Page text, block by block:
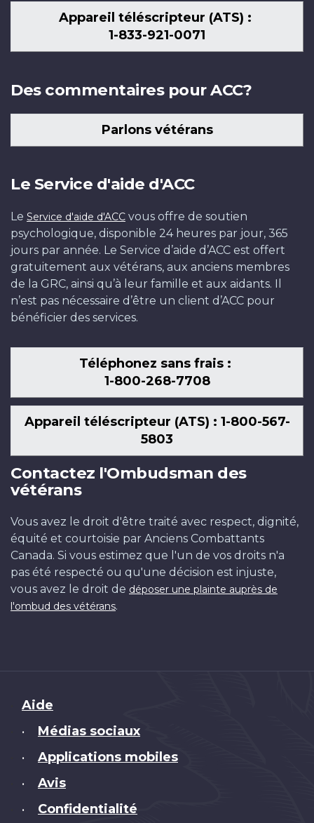
Appareil téléscripteur (ATS) :
1-833-921-0071
Des commentaires pour ACC?
Parlons vétérans
Le Service d'aide d'ACC
Le Service d'aide d'ACC vous offre de soutien
psychologique, disponible 24 heures par jour, 365
jours par année. Le Service d’aide d’ACC est offert
gratuitement aux vétérans, aux anciens membres
de la GRC, ainsi qu’à leur famille et aux aidants. Il
n’est pas nécessaire d’être un client d’ACC pour
bénéficier des services.
Téléphonez sans frais :
1-800-268-7708
Appareil téléscripteur (ATS) : 1-800-567-
5803
Contactez l'Ombudsman des
vétérans
Vous avez le droit d'être traité avec respect, dignité,
équité et courtoisie par Anciens Combattants
Canada. Si vous estimez que l'un de vos droits n'a
pas été respecté ou qu'une décision est injuste,
vous avez le droit de déposer une plainte auprès de
l'ombud des vétérans.
Brand
Aide
• Médias sociaux
• Applications mobiles
• Avis
• Confidentialité